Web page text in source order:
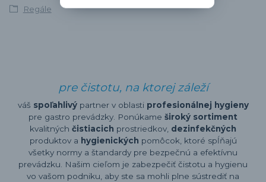
Regále
pre čistotu, na ktorej záleží
váš spoľahlivý partner v oblasti profesionálnej hygieny
pre gastro prevádzky. Ponúkame široký sortiment
kvalitných čistiacich prostriedkov, dezinfekčných
produktov a hygienických pomôcok, ktoré spĺňajú
všetky normy a štandardy pre bezpečnú a efektívnu
prevádzku. Našim cieľom je zabezpečiť čistotu a hygienu
vo vašom podniku, aby ste sa mohli plne sústrediť na